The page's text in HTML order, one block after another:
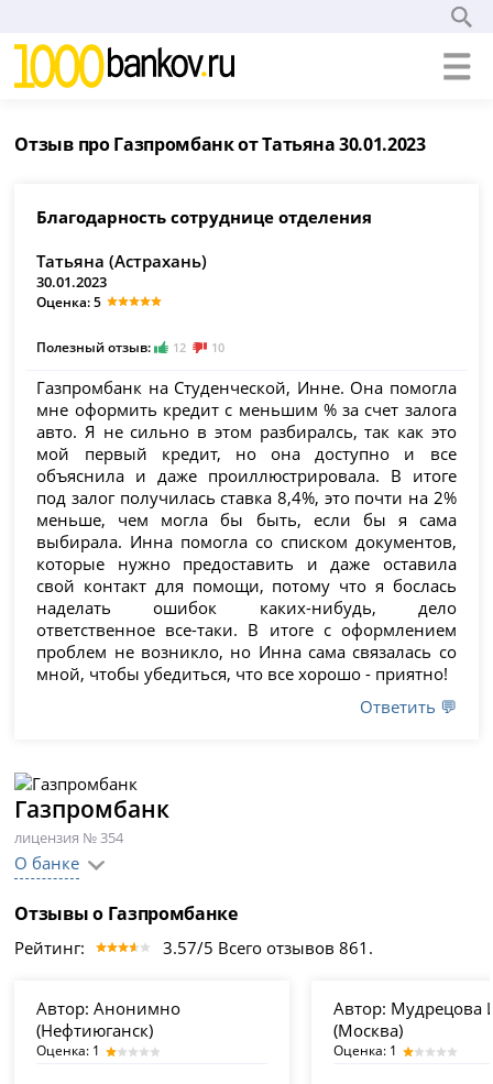
Отзыв про Газпромбанк от Татьяна 30.01.2023
Благодарность сотруднице отделения
Татьяна (Астрахань)
30.01.2023
Оценка: 5
Полезный отзыв: 12 10
Газпромбанк на Студенческой, Инне. Она помогла
мне оформить кредит с меньшим % за счет залога
авто. Я не сильно в этом разбиралсь, так как это
мой первый кредит, но она доступно и все
объяснила и даже проиллюстрировала. В итоге
под залог получилась ставка 8,4%, это почти на 2%
меньше, чем могла бы быть, если бы я сама
выбирала. Инна помогла со списком документов,
которые нужно предоставить и даже оставила
свой контакт для помощи, потому что я бослась
наделать ошибок каких-нибудь, дело
ответственное все-таки. В итоге с оформлением
проблем не возникло, но Инна сама связалась со
мной, чтобы убедиться, что все хорошо - приятно!
Ответить 💬
Газпромбанк
лицензия № 354
О банке
Отзывы о Газпромбанке
Рейтинг: 3.57/5 Всего отзывов 861.
Автор: Анонимно
(Нефтиюганск)
Оценка: 1
Автор: Мудрецова
(Москва)
Оценка: 1